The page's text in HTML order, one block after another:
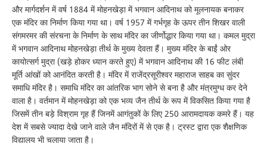
और मार्गदर्शन में वर्ष 1884 में मोहनखेड़ा में भगवान आदिनाथ को मूलनायक बनाकर
एक मंदिर का निर्माण किया गया था। वर्ष 1957 में गर्भगृह के ऊपर तीन शिखर वाली
संगमरमर की संरचना के निर्माण के साथ मंदिर का जीर्णोद्धार किया गया था। कमल मुद्रा
में भगवान आदिनाथ मोहनखेड़ा तीर्थ के मुख्य देवता हैं। मुख्य मंदिर के बाईं ओर
कायोत्सर्ग मुद्रा (खड़े होकर ध्यान करते हुए) में भगवान आदिनाथ की 16 फीट लंबी
मूर्ति आंखों को आनंदित करती है। मंदिर में राजेंद्रसूरीश्वर महाराज साहब का सुंदर
समाधि मंदिर है। समाधि मंदिर का आंतरिक भाग सोने से बना है और मंत्रमुग्ध कर देने
वाला है। वर्तमान में मोहनखेड़ा को एक भव्य जैन तीर्थ के रूप में विकसित किया गया है
जिसमें तीन बड़े विश्राम गृह हैं जिनमें आगंतुकों के लिए 250 आरामदायक कमरे हैं। यह
देश में सबसे ज्यादा देखे जाने वाले जैन मंदिरों में से एक है। ट्रस्ट द्वारा एक शैक्षणिक
विद्यालय भी चलाया जाता है।